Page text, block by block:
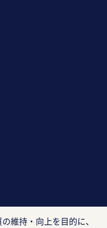
維持・向上を目的に、